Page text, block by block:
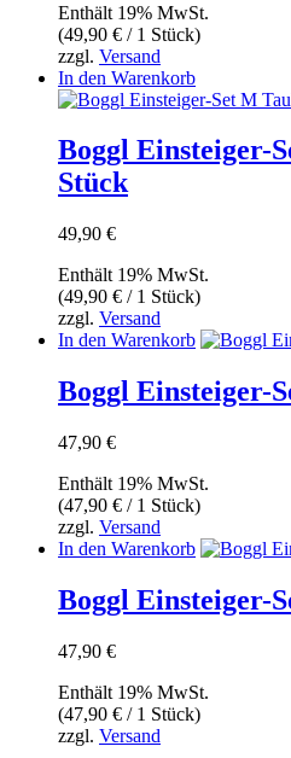
Enthält 19% MwSt.
(49,90 € / 1 Stück)
zzgl. Versand
In den Warenkorb
Boggl Einsteiger-
Stück
49,90 €
Enthält 19% MwSt.
(49,90 € / 1 Stück)
zzgl. Versand
In den Warenkorb
Boggl Einsteiger-
47,90 €
Enthält 19% MwSt.
(47,90 € / 1 Stück)
zzgl. Versand
In den Warenkorb
Boggl Einsteiger-
47,90 €
Enthält 19% MwSt.
(47,90 € / 1 Stück)
zzgl. Versand